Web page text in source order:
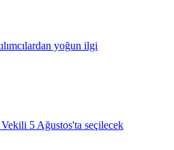
yoğun ilgi
5 Ağustos'ta seçilecek